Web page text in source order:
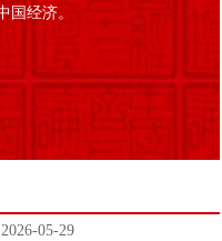
经济。
05-29